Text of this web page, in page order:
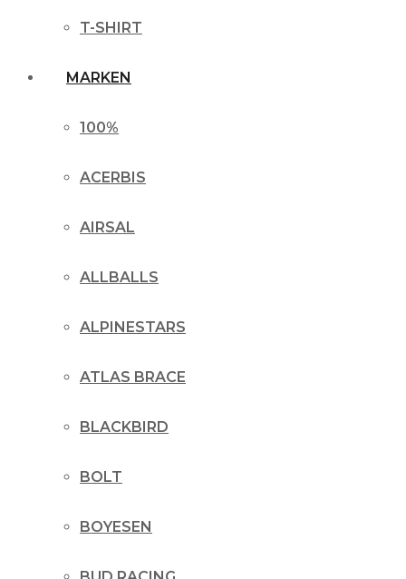
T-SHIRT
MARKEN
100%
ACERBIS
AIRSAL
ALLBALLS
ALPINESTARS
ATLAS BRACE
BLACKBIRD
BOLT
BOYESEN